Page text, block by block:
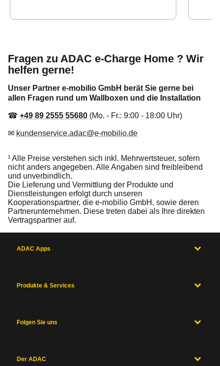
Fragen zu ADAC e-Charge Home ? Wir
helfen gerne!
Unser Partner e-mobilio GmbH berät Sie gerne bei
allen Fragen rund um Wallboxen und die Installation
☎ +49 89 2555 55680 (Mo. - Fr.: 9:00 - 18:00 Uhr)
✉ kundenservice.adac@e-mobilio.de
¹ Alle Preise verstehen sich inkl. Mehrwertsteuer, sofern
nicht anders angegeben. Alle Angaben sind freibleibend
und unverbindlich.
Die Lieferung und Vermittlung der Produkte und
Dienstleistungen erfolgt durch unseren
Kooperationspartner, die e-mobilio GmbH, sowie deren
Partnerunternehmen. Diese treten dabei als Ihre direkten
Vertragspartner auf.
ADAC Apps
Produkte & Services
Folgen Sie uns
Der ADAC